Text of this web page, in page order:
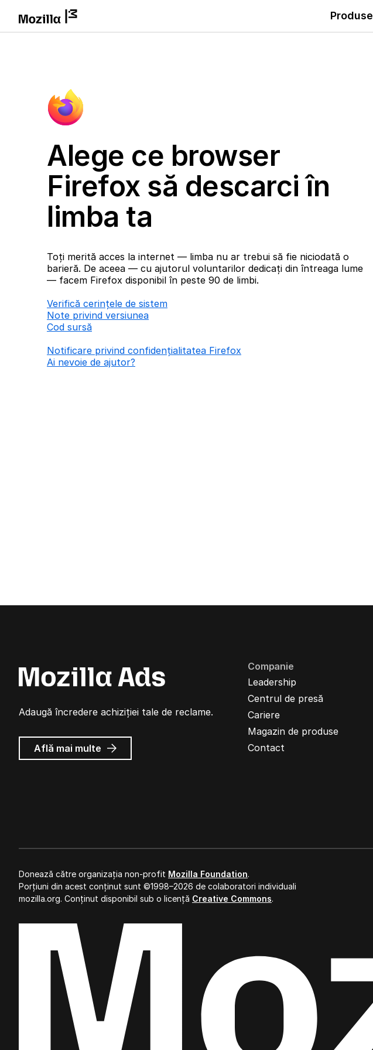
Produse
Alege ce browser
Firefox să descarci în
limba ta
Toți merită acces la internet — limba nu ar trebui să fie niciodată o
barieră. De aceea — cu ajutorul voluntarilor dedicați din întreaga lume
— facem Firefox disponibil în peste 90 de limbi.
Verifică cerințele de sistem
Note privind versiunea
Cod sursă
Notificare privind confidențialitatea Firefox
Ai nevoie de ajutor?
Adaugă încredere achiziției tale de reclame.
Află mai multe despre
Reclame
Companie
Leadership
Centrul de presă
Cariere
Magazin de produse
Contact
Donează către organizația non-profit Mozilla Foundation.
Porțiuni din acest conținut sunt ©1998–2026 de colaboratori individuali
mozilla.org. Conținut disponibil sub o licență Creative Commons.